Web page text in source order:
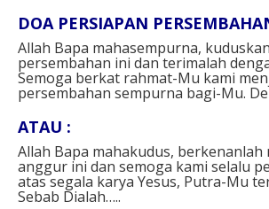
DOA PERSIAPAN
Allah Bapa mahasempurna,
persembahan ini dan terimalah
Semoga berkat rahmat-Mu kami
persembahan sempurna bagi-Mu.
ATAU : ⁣
Allah Bapa mahakudus,
anggur ini dan semoga kami selalu
atas segala karya Yesus, Putra-Mu
Sebab Dialah…..⁣⁣